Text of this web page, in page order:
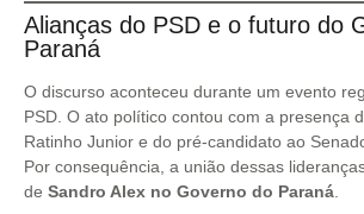
Alianças do PSD e o futuro do
Paraná
O discurso aconteceu durante um evento
PSD. O ato político contou com a presença
Ratinho Junior e do pré-candidato ao
Por consequência, a união dessas
de Sandro Alex no Governo do Paraná